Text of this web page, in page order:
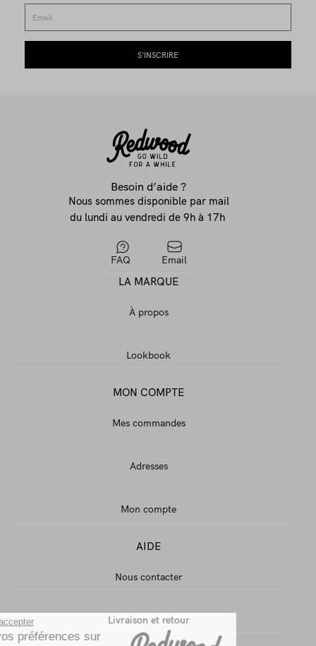
Besoin d’aide ?
Nous sommes disponible par mail
du lundi au vendredi de 9h à 17h
FAQ Email
LA MARQUE
À propos
Lookbook
MON COMPTE
Mes commandes
Adresses
Mon compte
AIDE
Nous contacter
Livraison et retour
Continuer sans accepter
Gestion de vos préférences sur